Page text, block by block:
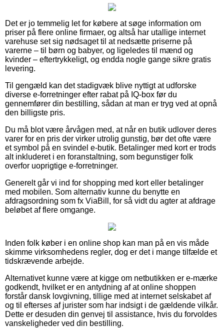
Det er jo temmelig let for købere at søge information om
priser på flere online firmaer, og altså har utallige internet
varehuse set sig nødsaget til at nedsætte priserne på
varerne – til børn og babyer, og ligeledes til mænd og
kvinder – eftertrykkeligt, og endda nogle gange sikre gratis
levering.
Til gengæld kan det stadigvæk blive nyttigt at udforske
diverse e-forretninger efter rabat på IQ-box før du
gennemfører din bestilling, sådan at man er tryg ved at opnå
den billigste pris.
Du må blot være årvågen med, at når en butik udlover deres
varer for en pris der virker utrolig gunstig, bør det ofte være
et symbol på en svindel e-butik. Betalinger med kort er trods
alt inkluderet i en foranstaltning, som begunstiger folk
overfor uoprigtige e-forretninger.
Generelt går vi ind for shopping med kort eller betalinger
med mobilen. Som alternativ kunne du benytte en
afdragsordning som fx ViaBill, for så vidt du agter at afdrage
beløbet af flere omgange.
Inden folk køber i en online shop kan man på en vis måde
skimme virksomhedens regler, dog er det i mange tilfælde et
tidskrævende arbejde.
Alternativet kunne være at kigge om netbutikken er e-mærke
godkendt, hvilket er en antydning af at online shoppen
forstår dansk lovgivning, tillige med at internet selskabet af
og til efterses af jurister som har indsigt i de gældende vilkår.
Dette er desuden din genvej til assistance, hvis du forvoldes
vanskeligheder ved din bestilling.